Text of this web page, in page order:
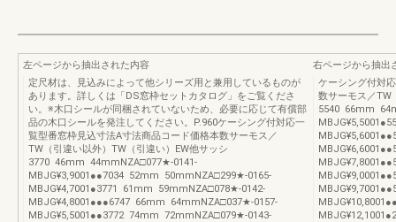
左ページから抽出された内容
定尺材は、見込みによって他シリーズ用と兼用しているものが
あります。詳しくは「DS窓枠セットカタログ」をご覧くださ
い。※木口シールが同梱されていないため、必要に応じて有償部
品の木口シールを発注してください。P.960ケーシング付対応一
覧型番窓枠見込寸法A寸法商品コード価格本数サーモス／
TW（引違い以外）TW（引違い）EW他サッシ
3770 46mm 44mmNZA□077★-0141-
MBJG¥3,9001●●7034 52mm 50mmNZA□299★-0165-
MBJG¥4,7001●3771 61mm 59mmNZA□078★-0142-
MBJG¥4,8001●●●6747 66mm 64mmNZA□037★-0157-
MBJG¥5,5001●●3772 74mm 72mmNZA□079★-0143-
右ページから抽出
ケーシング付対
数サーモス／TW
5540 66mm